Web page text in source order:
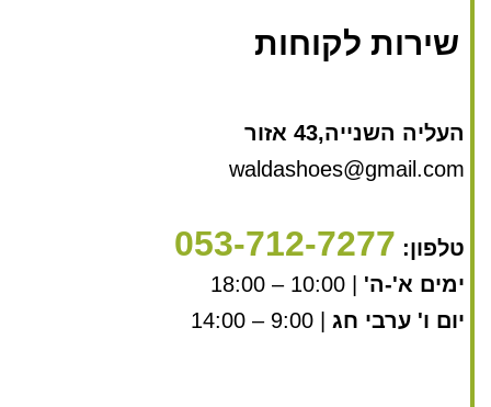
שירות לקוחות
העליה השנייה,43 אזור
waldashoes@gmail.com
טלפון: 053-712-7277
ימים א'-ה'
יום ו' ערבי חג